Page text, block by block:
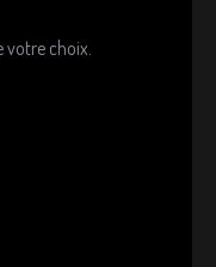
choix.